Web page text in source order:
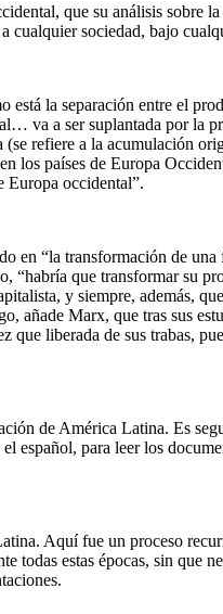
que su análisis sobre
cualquier sociedad, bajo
está la separación entre el
va a ser suplantada por la
refiere a la acumulación
los países de Europa
Europa occidental”.
en “la transformación de una
“habría que transformar su
y siempre, además,
añade Marx, que tras sus
que liberada de sus trabas,
de América Latina. Es
español, para leer los
Aquí fue un proceso
todas estas épocas, sin que